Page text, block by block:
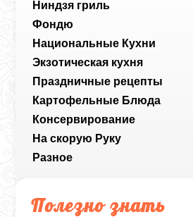
Ниндзя гриль
Фондю
Национальные Кухни
Экзотическая кухня
Праздничные рецепты
Картофельные Блюда
Консервирование
На скорую Руку
Разное
Полезно знать